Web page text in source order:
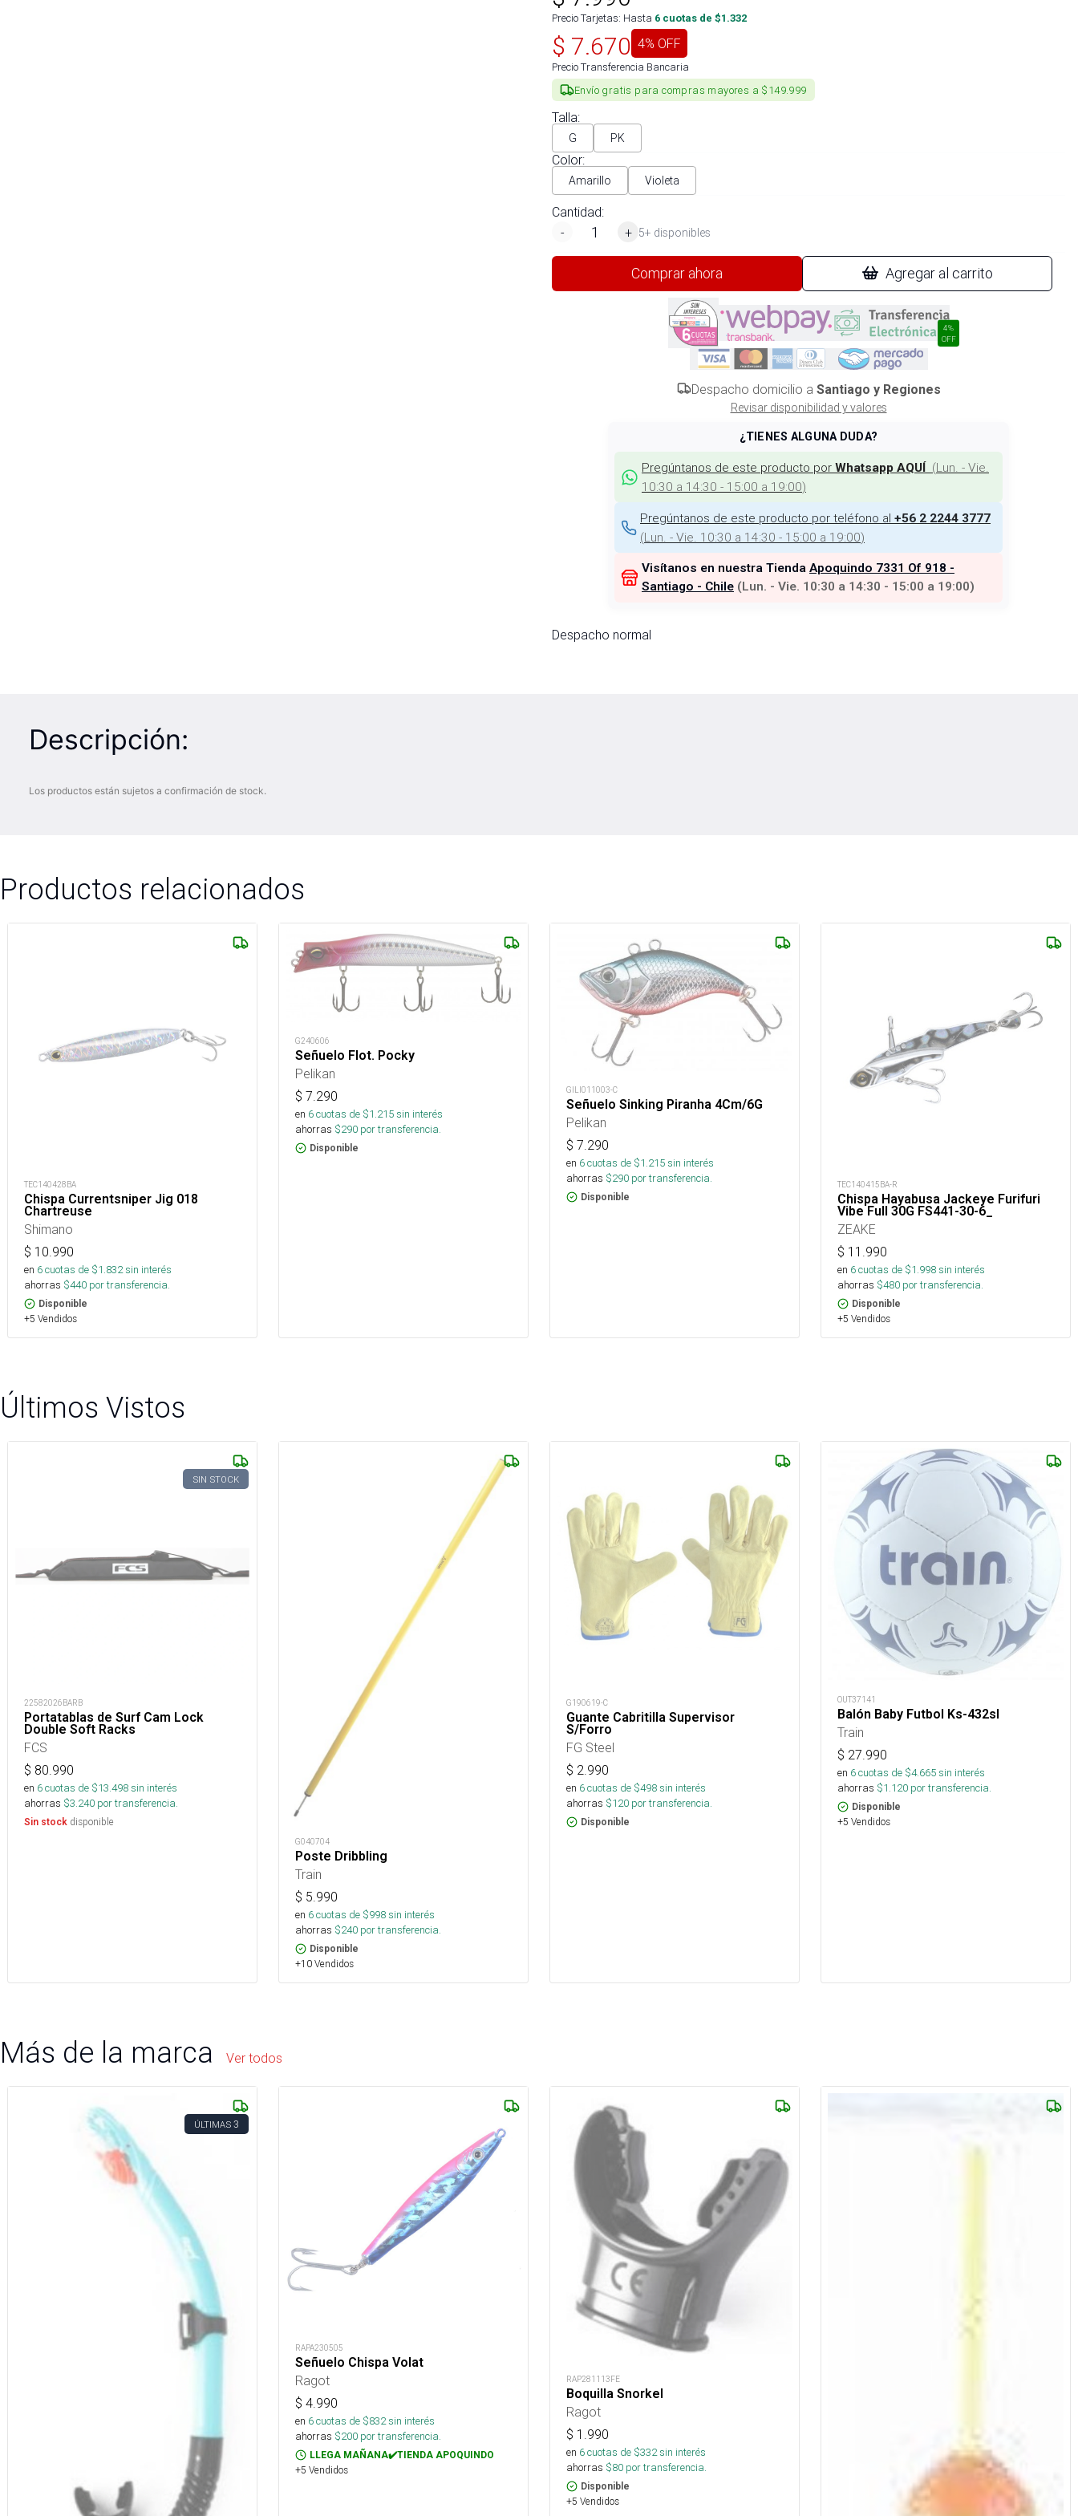
Precio Tarjetas: Hasta 6 cuotas de $1.332
$ 7.670 4% OFF
Precio Transferencia Bancaria
Envío gratis para compras mayores a $149.999
Talla:
G PK
Color:
Amarillo Violeta
Cantidad:
-
+ 5+ disponibles
Comprar ahora Agregar al carrito
4%
OFF
Despacho domicilio a Santiago y Regiones
Revisar disponibilidad y valores
¿TIENES ALGUNA DUDA?
Pregúntanos de este producto por Whatsapp AQUÍ (Lun. - Vie.
10:30 a 14:30 - 15:00 a 19:00)
Pregúntanos de este producto por teléfono al +56 2 2244 3777
(Lun. - Vie. 10:30 a 14:30 - 15:00 a 19:00)
Visítanos en nuestra Tienda Apoquindo 7331 Of 918 -
Santiago - Chile (Lun. - Vie. 10:30 a 14:30 - 15:00 a 19:00)
Despacho normal
Descripción:
Los productos están sujetos a confirmación de stock.
Productos relacionados
TEC140428BA
Chispa Currentsniper Jig 018
Chartreuse
Shimano
$ 10.990
en 6cuotas de $1.832sin interés
ahorras $440 por transferencia.
Disponible
+5 Vendidos
G240606
Señuelo Flot. Pocky
Pelikan
$ 7.290
en 6cuotas de $1.215sin interés
ahorras $290 por transferencia.
Disponible
GILI011003-C
Señuelo Sinking Piranha 4Cm/6G
Pelikan
$ 7.290
en 6cuotas de $1.215sin interés
ahorras $290 por transferencia.
Disponible
TEC140415BA-R
Chispa Hayabusa Jackeye Furifuri
Vibe Full 30G FS441-30-6_
ZEAKE
$ 11.990
en 6cuotas de $1.998sin interés
ahorras $480 por transferencia.
Disponible
+5 Vendidos
Últimos Vistos
SIN STOCK
22582026BARB
Portatablas de Surf Cam Lock
Double Soft Racks
FCS
$ 80.990
en 6cuotas de $13.498sin interés
ahorras $3.240 por transferencia.
Sin stock disponible
G040704
Poste Dribbling
Train
$ 5.990
en 6cuotas de $998sin interés
ahorras $240 por transferencia.
Disponible
+10 Vendidos
G190619-C
Guante Cabritilla Supervisor
S/Forro
FG Steel
$ 2.990
en 6cuotas de $498sin interés
ahorras $120 por transferencia.
Disponible
OUT37141
Balón Baby Futbol Ks-432sl
Train
$ 27.990
en 6cuotas de $4.665sin interés
ahorras $1.120 por transferencia.
Disponible
+5 Vendidos
Más de la marca Ver todos
ÚLTIMAS 3
RAPA230505
Señuelo Chispa Volat
Ragot
$ 4.990
en 6cuotas de $832sin interés
ahorras $200 por transferencia.
LLEGA MAÑANA✔️TIENDA APOQUINDO
+5 Vendidos
RAP281113FE
Boquilla Snorkel
Ragot
$ 1.990
en 6cuotas de $332sin interés
ahorras $80 por transferencia.
Disponible
+5 Vendidos